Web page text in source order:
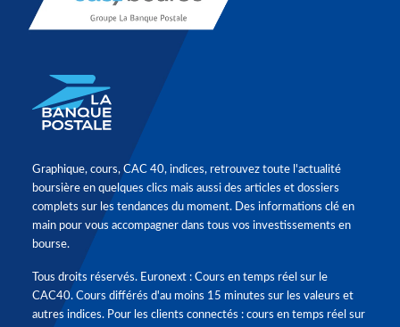
Graphique, cours, CAC 40, indices, retrouvez toute l'actualité
boursière en quelques clics mais aussi des articles et dossiers
complets sur les tendances du moment. Des informations clé en
main pour vous accompagner dans tous vos investissements en
bourse.
Tous droits réservés. Euronext : Cours en temps réel sur le
CAC40. Cours différés d'au moins 15 minutes sur les valeurs et
autres indices. Pour les clients connectés : cours en temps réel sur